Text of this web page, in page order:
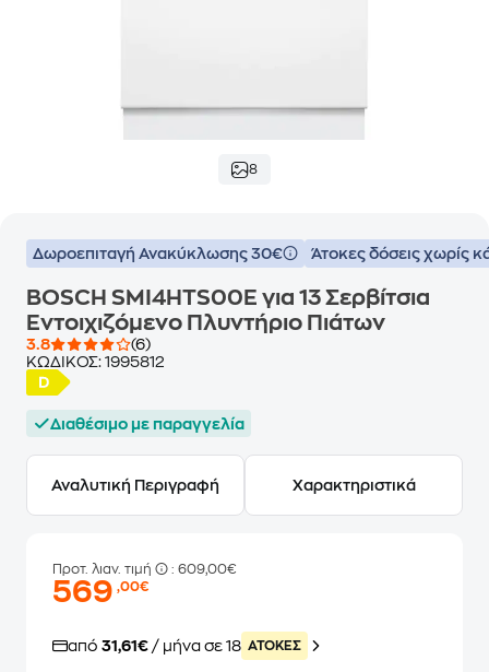
8
Δωροεπιταγή Ανακύκλωσης 30€ Άτοκες δόσεις χωρίς
BOSCH SMI4HTS00E για 13 Σερβίτσια
Εντοιχιζόμενο Πλυντήριο Πιάτων
3.8
(6)
ΚΩΔΙΚΟΣ: 1995812
Διαθέσιμο με παραγγελία
Αναλυτική Περιγραφή Χαρακτηριστικά
Προτ. λιαν. τιμή : 609,00€
569,00€
από 31,61€ / μήνα σε 18 ATOKEΣ